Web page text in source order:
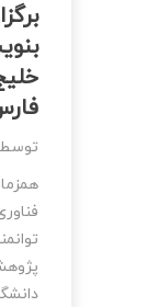
توسط